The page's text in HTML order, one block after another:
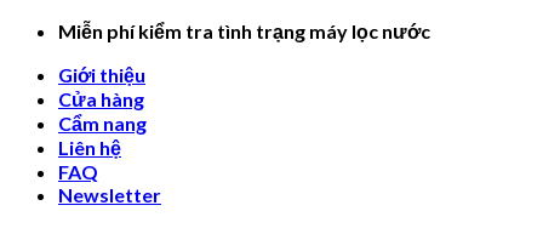
Skip
content
Miễn phí kiểm tra tình trạng máy lọc nước
Giới thiệu
Cửa hàng
Cẩm nang
Liên hệ
FAQ
Newsletter